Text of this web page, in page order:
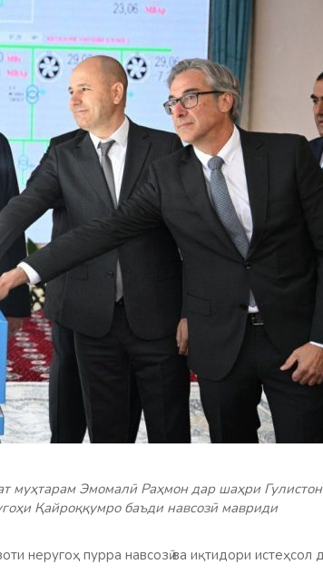
муҳтарам Эмомалӣ Раҳмон дар шаҳри
Қайроққумро баъди навсозӣ мавриди
неругоҳ пурра навсозӣ ва иқтидори истеҳсол